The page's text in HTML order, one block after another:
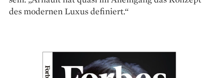
des modernen Luxus definiert.“